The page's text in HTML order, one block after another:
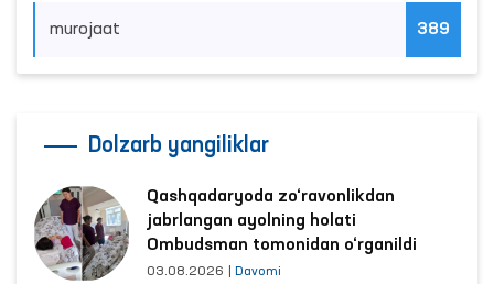
murojaat 389
Dolzarb yangiliklar
Qashqadaryoda zo‘ravonlikdan
jabrlangan ayolning holati
Ombudsman tomonidan o‘rganildi
03.08.2026 Davomi